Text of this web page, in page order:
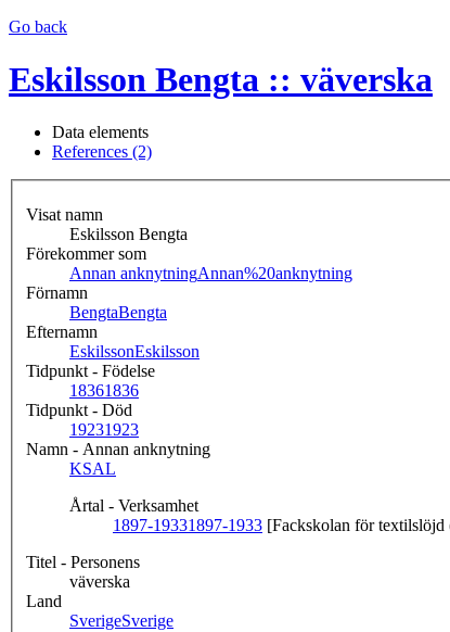
Go back
Eskilsson Bengta :: väverska
Data elements
References (2)
Visat namn
Eskilsson Bengta
Förekommer som
Annan anknytningAnnan%20anknytning
Förnamn
BengtaBengta
Efternamn
EskilssonEskilsson
Tidpunkt - Födelse
18361836
Tidpunkt - Död
19231923
Namn - Annan anknytning
KSAL
Årtal - Verksamhet
1897-19331897-1933 [Fackskolan för textilslöjd
Titel - Personens
väverska
Land
SverigeSverige